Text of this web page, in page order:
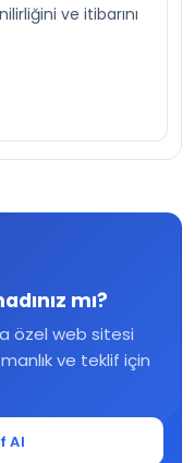
ve itibarını
mı?
özel web sitesi
ve teklif için
Al